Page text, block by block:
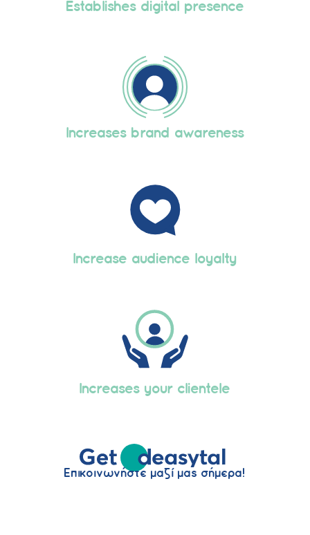
Establishes digital presence
Increases brand awareness
Increase audience loyalty
Increases your clientele
Επικοινωνήστε μαζί μας σήμερα!